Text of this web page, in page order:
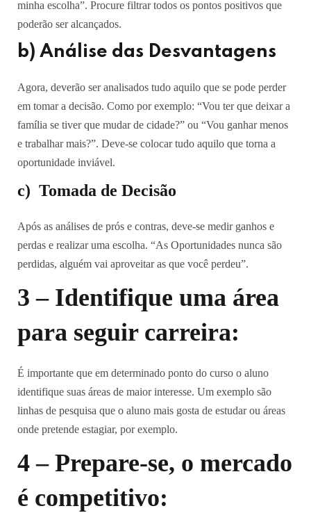
minha escolha”. Procure filtrar todos os pontos positivos que
poderão ser alcançados.
b) Análise das Desvantagens
Agora, deverão ser analisados tudo aquilo que se pode perder
em tomar a decisão. Como por exemplo: “Vou ter que deixar a
família se tiver que mudar de cidade?” ou “Vou ganhar menos
e trabalhar mais?”. Deve-se colocar tudo aquilo que torna a
oportunidade inviável.
c) Tomada de Decisão
Após as análises de prós e contras, deve-se medir ganhos e
perdas e realizar uma escolha. “As Oportunidades nunca são
perdidas, alguém vai aproveitar as que você perdeu”.
3 – Identifique uma área
para seguir carreira:
É importante que em determinado ponto do curso o aluno
identifique suas áreas de maior interesse. Um exemplo são
linhas de pesquisa que o aluno mais gosta de estudar ou áreas
onde pretende estagiar, por exemplo.
4 – Prepare-se, o mercado
é competitivo: